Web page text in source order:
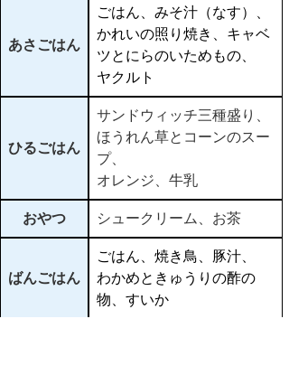
あさごはん
ごはん、みそ汁（なす）、
かれいの照り焼き、キャベ
ツとにらのいためもの、
ヤクルト
ひるごはん
サンドウィッチ三種盛り、
ほうれん草とコーンのスー
プ、
オレンジ、牛乳
おやつ シュークリーム、お茶
ばんごはん
ごはん、焼き鳥、豚汁、
わかめときゅうりの酢の
物、すいか